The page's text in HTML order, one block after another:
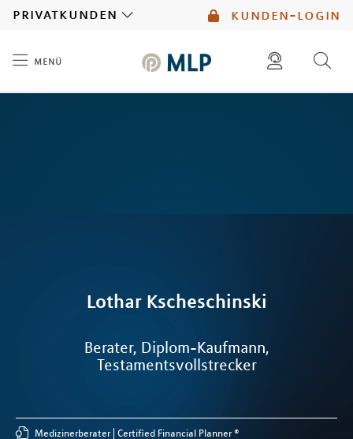
kunden-login
privatkunden
menü
Lothar Kscheschinski
Berater, Diplom-Kaufmann,
Testamentsvollstrecker
Medizinerberater Certified Financial Planner ®